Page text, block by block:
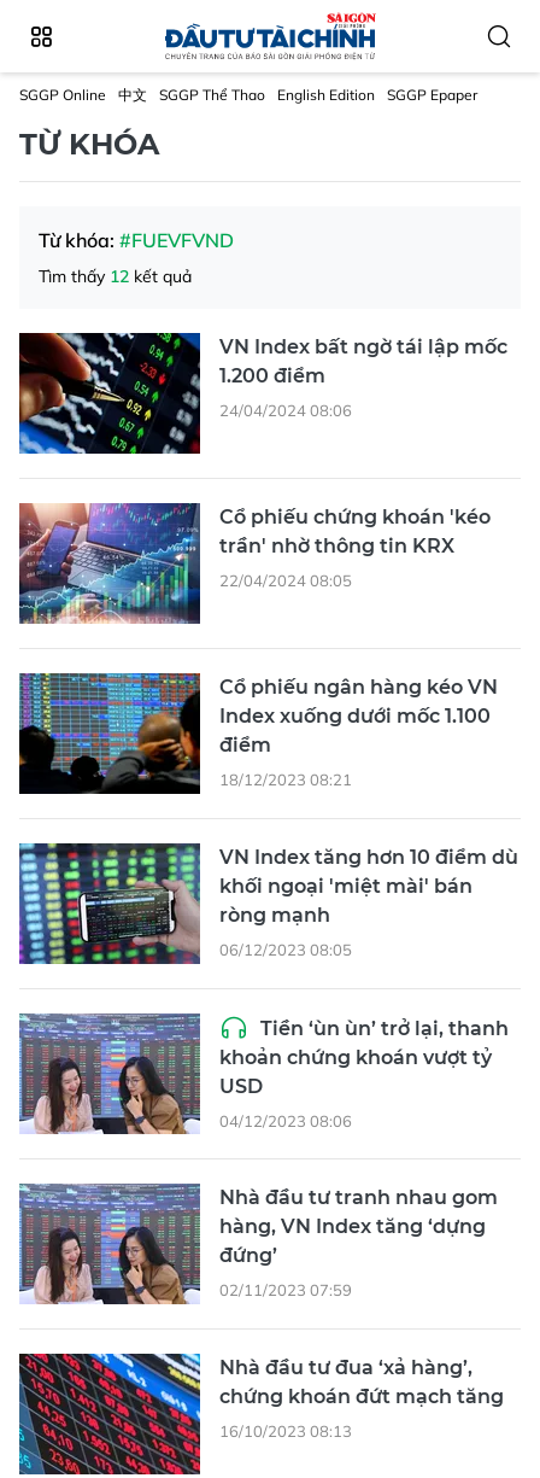
SGGP Online 中文 SGGP Thể Thao English Edition SGGP Epaper
TỪ KHÓA
Từ khóa: #FUEVFVND
Tìm thấy 12 kết quả
VN Index bất ngờ tái lập mốc
1.200 điểm
24/04/2024 08:06
Cổ phiếu chứng khoán 'kéo
trần' nhờ thông tin KRX
22/04/2024 08:05
Cổ phiếu ngân hàng kéo VN
Index xuống dưới mốc 1.100
điểm
18/12/2023 08:21
VN Index tăng hơn 10 điểm dù
khối ngoại 'miệt mài' bán
ròng mạnh
06/12/2023 08:05
Tiền ‘ùn ùn’ trở lại, thanh
khoản chứng khoán vượt tỷ
USD
04/12/2023 08:06
Nhà đầu tư tranh nhau gom
hàng, VN Index tăng ‘dựng
đứng’
02/11/2023 07:59
Nhà đầu tư đua ‘xả hàng’,
chứng khoán đứt mạch tăng
16/10/2023 08:13